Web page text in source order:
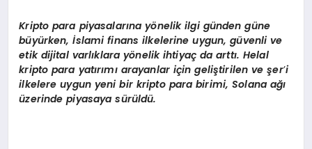
Kripto para piyasalarına yönelik ilgi günden güne
büyürken, İslami finans ilkelerine uygun, güvenli ve
etik dijital varlıklara yönelik ihtiyaç da arttı. Helal
kripto para yatırımı arayanlar için geliştirilen ve şer’i
ilkelere uygun yeni bir kripto para birimi, Solana ağı
üzerinde piyasaya sürüldü.